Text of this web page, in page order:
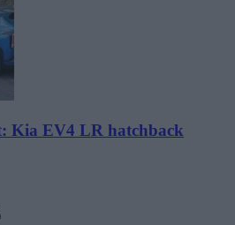
Kia EV4 LR hatchback